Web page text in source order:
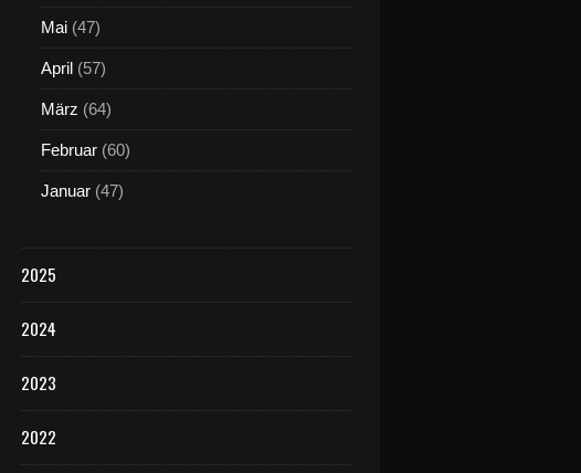
Mai (47)
April (57)
März (64)
Februar (60)
Januar (47)
2025
2024
2023
2022